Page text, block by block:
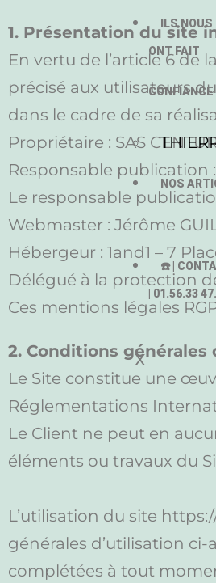
ILS NOUS
ONT FAIT
CONFIANCE
NOS
☎️ |
| 01.56.33
X
1. Présentation du site
En vertu de l’article 6 de
précisé aux utilisateurs
dans le cadre de sa
Propriétaire : SAS
Responsable publication
Le responsable
Webmaster : Jérôme
Hébergeur : 1and1 – 7
Délégué à la protection
Ces mentions légales
2. Conditions
Le Site constitue une
Réglementations
Le Client ne peut en
éléments ou travaux du
L’utilisation du site
générales d’utilisation
complétées à tout